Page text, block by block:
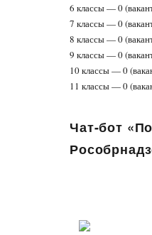
6 классы — 0
7 классы — 0
8 классы — 0
9 классы — 0
10 классы — 0
11 классы — 0
Чат-бот